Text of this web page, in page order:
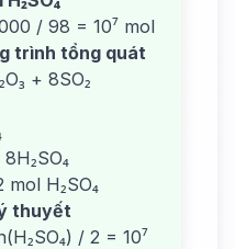
/ 98 = 10⁷ mol
trình tổng quát
+ 8SO₂
H₂SO₄
thuyết
/ 2 = 10⁷